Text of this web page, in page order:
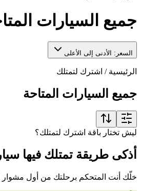
جميع السيارات
السعر: الأدنى إلى الأعلى
الرئيسية / اشترك لتمتلك
جميع السيارات المتاحة
ليش تختار باقة اشترك لتمتلك؟
أذكى طريقة تمتلك فيها
خلّك أنت المتحكم برحلتك من أول مشوار